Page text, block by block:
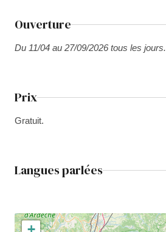
Ouverture
Du 11/04 au 27/09/2026 tous les jours.
Prix
Gratuit.
Langues parlées